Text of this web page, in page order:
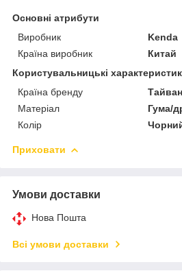
Основні атрибути
Виробник
Kenda
Країна виробник
Китай
Користувальницькі
Країна бренду
Матеріал
Гума/
Колір
Приховати
Умови доставки
Нова Пошта
Всі умови доставки